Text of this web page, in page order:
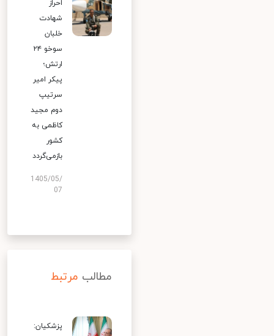
احراز
شهادت
خلبان
سوخو ۲۴
ارتش؛
پیکر امیر
سرتیپ
دوم مجید
کاظمی به
کشور
بازمی‌گردد
1405/05/
07
مطالب مرتبط
پزشکیان: